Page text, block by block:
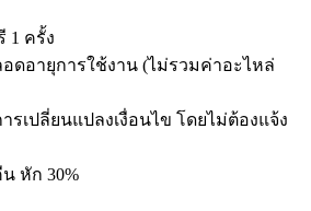
1 ครั้ง
ดอายุการใช้งาน (ไม่รวมค่าอะไหล่
เปลี่ยนแปลงเงื่อนไข โดยไม่ต้องแจ้ง
หัก 30%